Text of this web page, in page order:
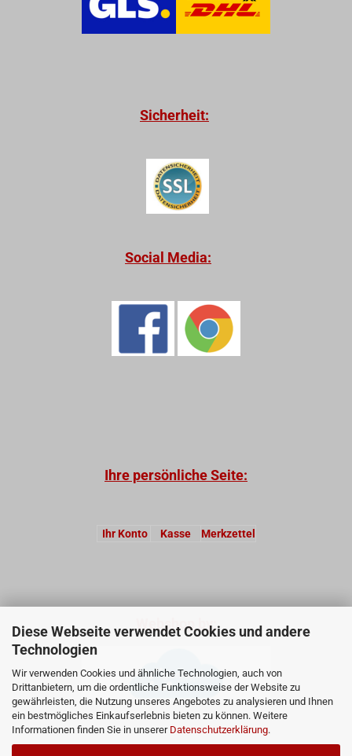
Diese Webseite verwendet Cookies und andere
Technologien
Wir verwenden Cookies und ähnliche Technologien, auch von
Drittanbietern, um die ordentliche Funktionsweise der Website zu
gewährleisten, die Nutzung unseres Angebotes zu analysieren und Ihnen
ein bestmögliches Einkaufserlebnis bieten zu können. Weitere
Informationen finden Sie in unserer Datenschutzerklärung.
Sicherheit:
Social Media:
Ihre persönliche Seite:
Ihr Konto Kasse Merkzettel
Webshop by: